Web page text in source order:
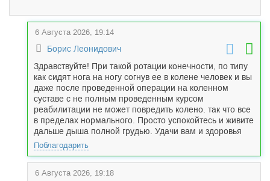
6 Августа 2026, 19:14
Борис Леонидович
Здравствуйте! При такой ротации конечности, по типу
как сидят нога на ногу согнув ее в колене человек и вы
даже после проведенной операции на коленном
суставе с не полным проведенным курсом
реабилитации не может повредить колено. так что все
в пределах нормального. Просто успокойтесь и живите
дальше дыша полной грудью. Удачи вам и здоровья
Поблагодарить
6 Августа 2026, 19:18